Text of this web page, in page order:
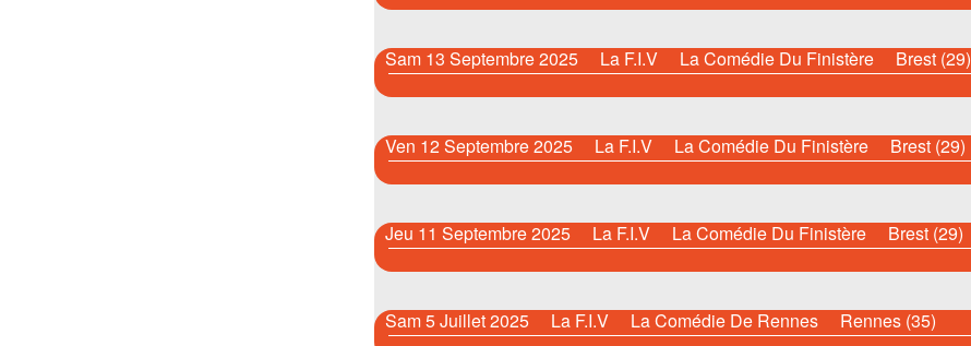
Sam 13 Septembre 2025 La F.I.V La Comédie Du Finistère Brest (29)
Ven 12 Septembre 2025 La F.I.V La Comédie Du Finistère Brest (29)
Jeu 11 Septembre 2025 La F.I.V La Comédie Du Finistère Brest (29)
Sam 5 Juillet 2025 La F.I.V La Comédie De Rennes Rennes (35)